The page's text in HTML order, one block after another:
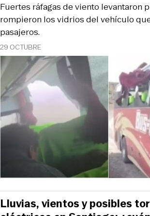
29 OCTUBRE
Fuertes ráfagas de viento levantaron
rompieron los vidrios del vehículo
pasajeros.
Lluvias, vientos y posibles